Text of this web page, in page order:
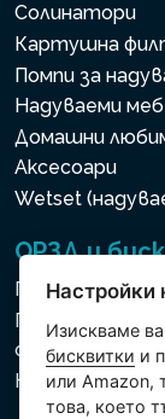
Солинатори
Картушна
Помпи за
Надуваеми
Домашни
Аксесоари
Wetset
ОРЗД и
Политика за
Политика за
обработвани
Настройки на
Настройки
Изискваме
бисквитки и
или Amazon,
това, което